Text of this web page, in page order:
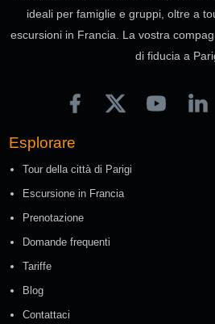
ideali per famiglie e gruppi, oltre a
escursioni in Francia. La vostra
di fiducia a
Esplorare
Tour della città di Parigi
Escursione in Francia
Prenotazione
Domande frequenti
Tariffe
Blog
Contattaci